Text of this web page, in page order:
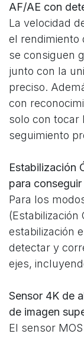
AF/AE con
La velocidad
el rendimiento
se consiguen
junto con la
preciso.
con
solo con tocar
seguimiento
Estabilización
para
Para los
(Estabilización
estabilización
detectar y
ejes,
Sensor 4K de
de imagen
El sensor